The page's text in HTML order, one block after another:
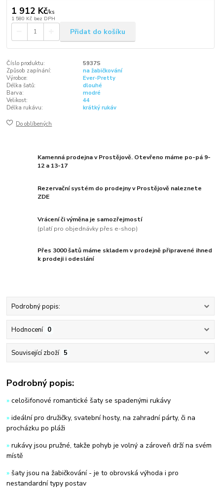
1 912 Kč/ks
1 580 Kč bez DPH
Přidat do košíku
Číslo produktu:
5937S
Způsob zapínání:
na žabičkování
Výrobce:
Ever-Pretty
Délka šatů:
dlouhé
Barva:
modré
Velikost:
44
Délka rukávu:
krátký rukáv
Do oblíbených
Kamenná prodejna v Prostějově. Otevřeno máme po-pá 9-
12 a 13-17
Rezervační systém do prodejny v Prostějově naleznete
ZDE
Vrácení či výměna je samozřejmostí
(platí pro objednávky přes e-shop)
Přes 3000 šatů máme skladem v prodejně připravené ihned
k prodeji i odeslání
Podrobný popis:
Hodnocení 0
Související zboží 5
Podrobný popis:
» celošifonové romantické šaty se spadenými rukávy
»ideální pro družičky, svatební hosty, na zahradní párty, či na
procházku po pláži
» rukávy jsou pružné, takže pohyb je volný a zároveň drží na svém
místě
» šaty jsou na žabičkování - je to obrovská výhoda i pro
nestandardní typy postav